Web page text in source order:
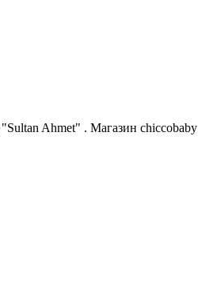
Ahmet" . Магазин chiccobaby